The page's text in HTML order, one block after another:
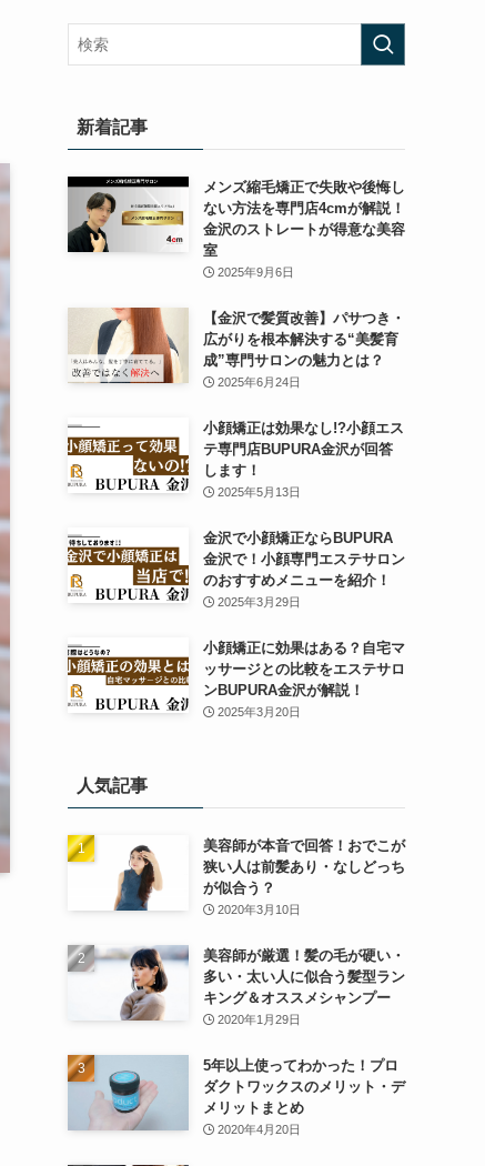
新着記事
メンズ縮毛矯正で失敗や後悔し
ない方法を専門店4cmが解説！
金沢のストレートが得意な美容
室
2025年9月6日
【金沢で髪質改善】パサつき・
広がりを根本解決する“美髪育
成”専門サロンの魅力とは？
2025年6月24日
小顔矯正は効果なし!?小顔エス
テ専門店BUPURA金沢が回答
します！
2025年5月13日
金沢で小顔矯正ならBUPURA
金沢で！小顔専門エステサロン
のおすすめメニューを紹介！
2025年3月29日
小顔矯正に効果はある？自宅マ
ッサージとの比較をエステサロ
ンBUPURA金沢が解説！
2025年3月20日
人気記事
美容師が本音で回答！おでこが
狭い人は前髪あり・なしどっち
が似合う？
2020年3月10日
美容師が厳選！髪の毛が硬い・
多い・太い人に似合う髪型ラン
キング＆オススメシャンプー
2020年1月29日
5年以上使ってわかった！プロ
ダクトワックスのメリット・デ
メリットまとめ
2020年4月20日